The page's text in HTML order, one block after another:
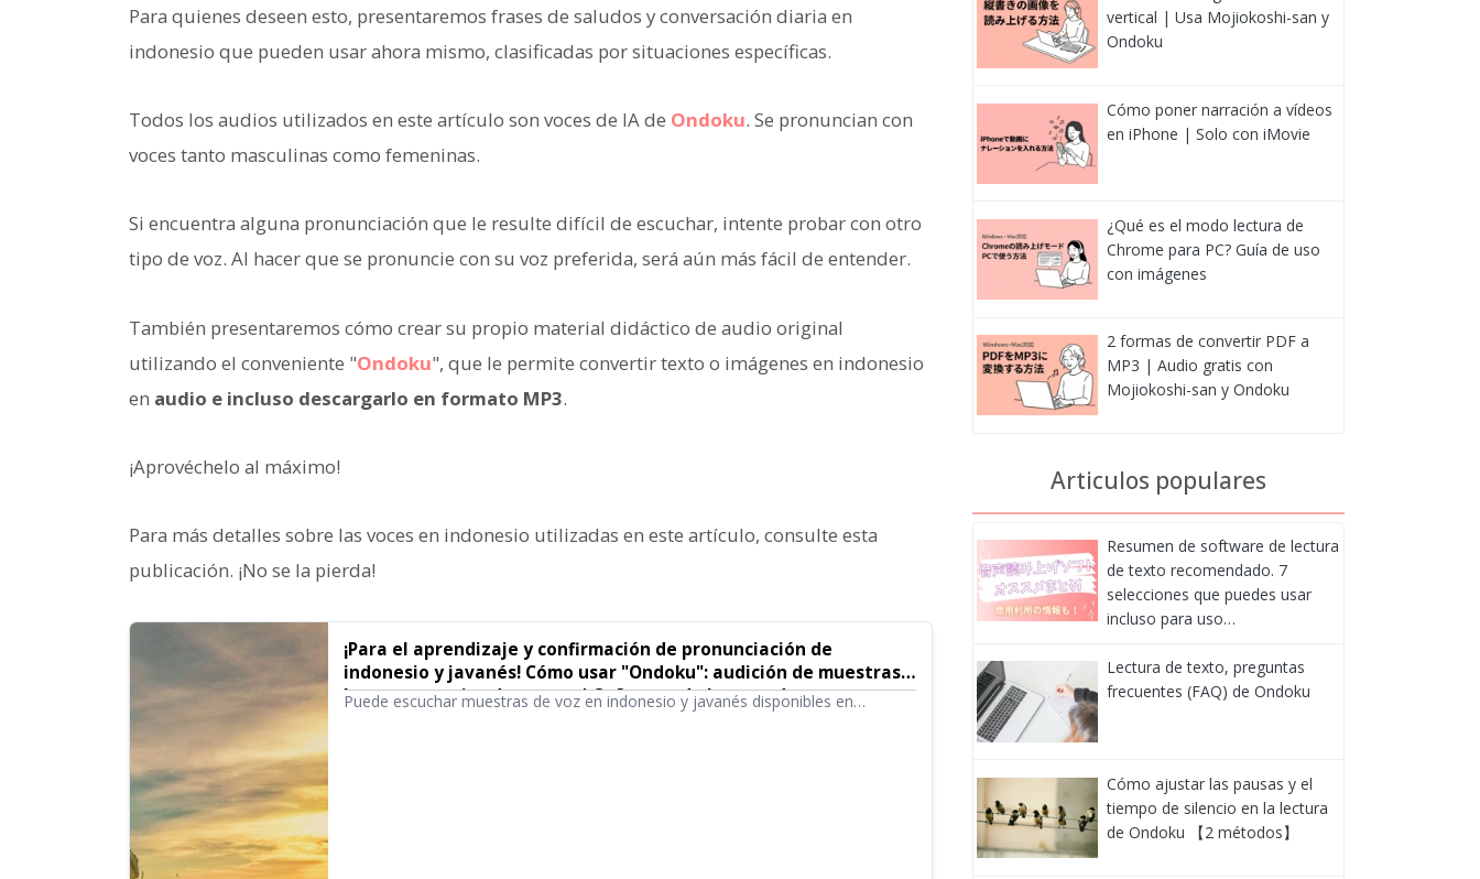
Para quienes deseen esto, presentaremos frases de saludos y conversación diaria en
indonesio que pueden usar ahora mismo, clasificadas por situaciones específicas.
Todos los audios utilizados en este artículo son voces de IA de Ondoku. Se pronuncian con
voces tanto masculinas como femeninas.
Si encuentra alguna pronunciación que le resulte difícil de escuchar, intente probar con otro
tipo de voz. Al hacer que se pronuncie con su voz preferida, será aún más fácil de entender.
También presentaremos cómo crear su propio material didáctico de audio original
utilizando el conveniente "Ondoku", que le permite convertir texto o imágenes en indonesio
en audio e incluso descargarlo en formato MP3.
¡Aprovéchelo al máximo!
Para más detalles sobre las voces en indonesio utilizadas en este artículo, consulte esta
publicación. ¡No se la pierda!
¡Para el aprendizaje y confirmación de pronunciación de
indonesio y javanés! Cómo usar "Ondoku": audición de muestras y
lectura gratuita de textos | Software de lectura de textos
Puede escuchar muestras de voz en indonesio y javanés disponibles en
vertical | Usa Mojiokoshi-san y
Ondoku
Cómo poner narración a vídeos
en iPhone | Solo con iMovie
¿Qué es el modo lectura de
Chrome para PC? Guía de uso
con imágenes
2 formas de convertir PDF a
MP3 | Audio gratis con
Mojiokoshi-san y Ondoku
Articulos populares
Resumen de software de lectura
de texto recomendado. 7
selecciones que puedes usar
incluso para uso…
Lectura de texto, preguntas
frecuentes (FAQ) de Ondoku
Cómo ajustar las pausas y el
tiempo de silencio en la lectura
de Ondoku 【2 métodos】